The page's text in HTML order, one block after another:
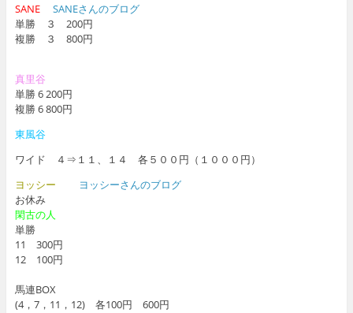
SANE
SANEさんのブログ
単勝 ３ 200円
複勝 ３ 800円
真里谷
単勝 6 200円
複勝 6 800円
東風谷
ワイド ４⇒１１、１４ 各５００円（１０００円）
ヨッシー
ヨッシーさんのブログ
お休み
閑古の人
単勝
11 300円
12 100円
馬連BOX
(4，7，11，12) 各100円 600円